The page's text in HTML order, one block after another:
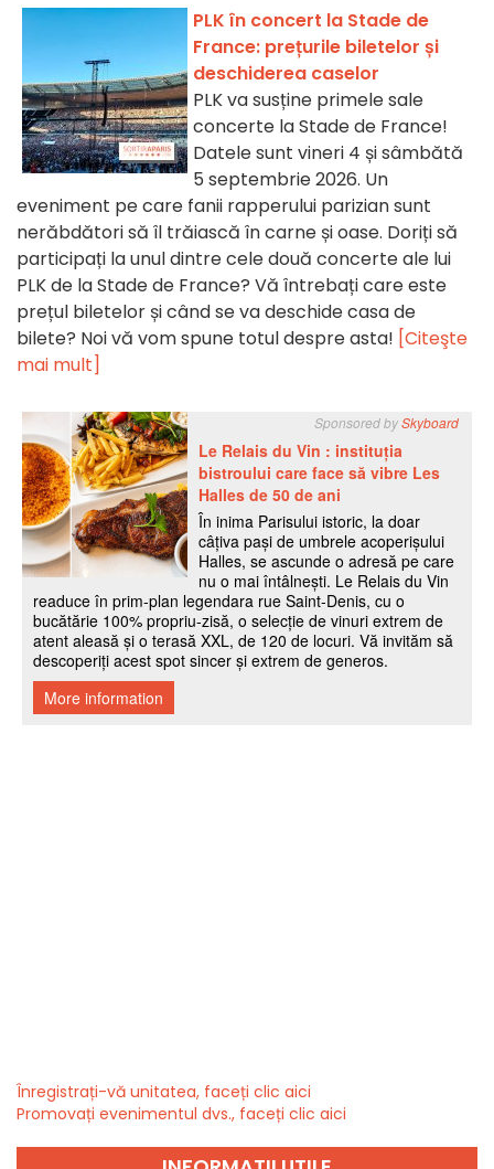
PLK în concert la Stade de
France: prețurile biletelor și
deschiderea caselor
PLK va susține primele sale
concerte la Stade de France!
Datele sunt vineri 4 și sâmbătă
5 septembrie 2026. Un
eveniment pe care fanii rapperului parizian sunt
nerăbdători să îl trăiască în carne și oase. Doriți să
participați la unul dintre cele două concerte ale lui
PLK de la Stade de France? Vă întrebați care este
prețul biletelor și când se va deschide casa de
bilete? Noi vă vom spune totul despre asta! [Citeşte
mai mult]
Înregistrați-vă unitatea, faceți clic aici
Promovați evenimentul dvs., faceți clic aici